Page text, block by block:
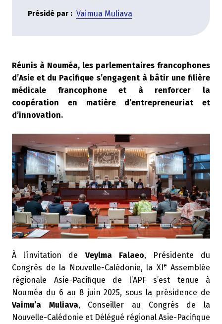
Présidé par Vaimua Muliava
Réunis à Nouméa, les parlementaires francophones
d’Asie et du Pacifique s’engagent à bâtir une filière
médicale francophone et à renforcer la
coopération en matière d’entrepreneuriat et
d’innovation.
À l’invitation de Veylma Falaeo, Présidente du
Congrès de la Nouvelle-Calédonie, la XIe Assemblée
régionale Asie-Pacifique de l’APF s’est tenue à
Nouméa du 6 au 8 juin 2025, sous la présidence de
Vaimu’a Muliava, Conseiller au Congrès de la
Nouvelle-Calédonie et Délégué régional Asie-Pacifique